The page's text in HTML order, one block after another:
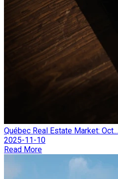
Québec Real Estate Market: Oct...
2025-11-10
Read More